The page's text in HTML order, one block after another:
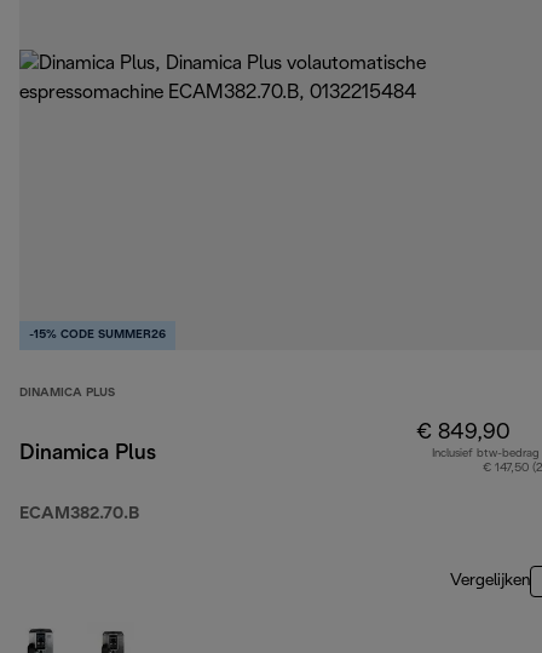
-15% CODE SUMMER26
DINAMICA PLUS
Dinamica Plus
ECAM382.70.B
€ 849,90
Inclusief btw-bedrag
€ 147,50
Vergelijken